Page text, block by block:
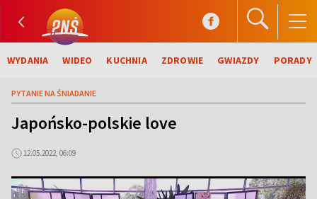
WYDANIA WIDEO KUCHNIA ZDROWIE GWIAZDY PORADY
PYTANIE NA ŚNIADANIE
Japońsko-polskie love
12.05.2022, 06:09